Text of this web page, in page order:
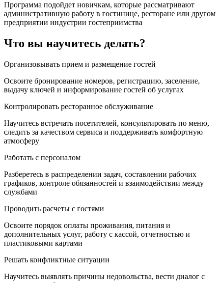
Программа подойдет новичкам, которые рассматривают
административную работу в гостинице, ресторане или другом
предприятии индустрии гостеприимства
Что вы научитесь делать?
Организовывать прием и размещение гостей
Освоите бронирование номеров, регистрацию, заселение,
выдачу ключей и информирование гостей об услугах
Контролировать ресторанное обслуживание
Научитесь встречать посетителей, консультировать по меню,
следить за качеством сервиса и поддерживать комфортную
атмосферу
Работать с персоналом
Разберетесь в распределении задач, составлении рабочих
графиков, контроле обязанностей и взаимодействии между
службами
Проводить расчеты с гостями
Освоите порядок оплаты проживания, питания и
дополнительных услуг, работу с кассой, отчетностью и
пластиковыми картами
Решать конфликтные ситуации
Научитесь выявлять причины недовольства, вести диалог с